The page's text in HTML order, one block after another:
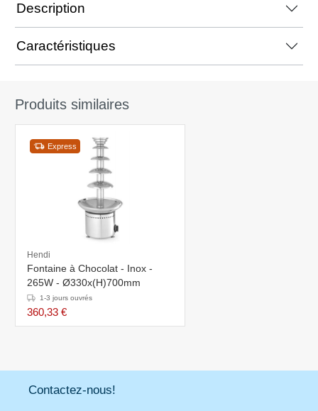
Description
Caractéristiques
Produits similaires
Express
Hendi
Fontaine à Chocolat - Inox -
265W - Ø330x(H)700mm
1-3 jours ouvrés
360,33 €
Contactez-nous!